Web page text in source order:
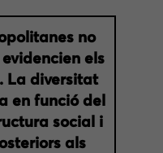
no
els
La diversitat
en funció del
social i
als